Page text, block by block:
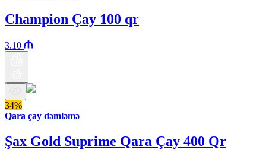
Champion Çay 100 qr
3.10
34%
Qara çay dəmləmə
Şax Gold Suprime Qara Çay 400 Qr